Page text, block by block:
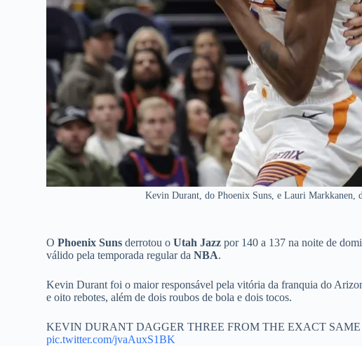
Kevin Durant, do Phoenix Suns, e Lauri Markkanen,
OPhoenix Suns derrotou oUtah Jazz por 140 a 137 na noite de
válido pela temporada regular daNBA.
Kevin Durant foi o maior responsável pela vitória da franquia do
e oito rebotes, além de dois roubos de bola e dois tocos.
KEVIN DURANT DAGGER THREE FROM THE EXACT
pic.twitter.com/jvaAuxS1BK